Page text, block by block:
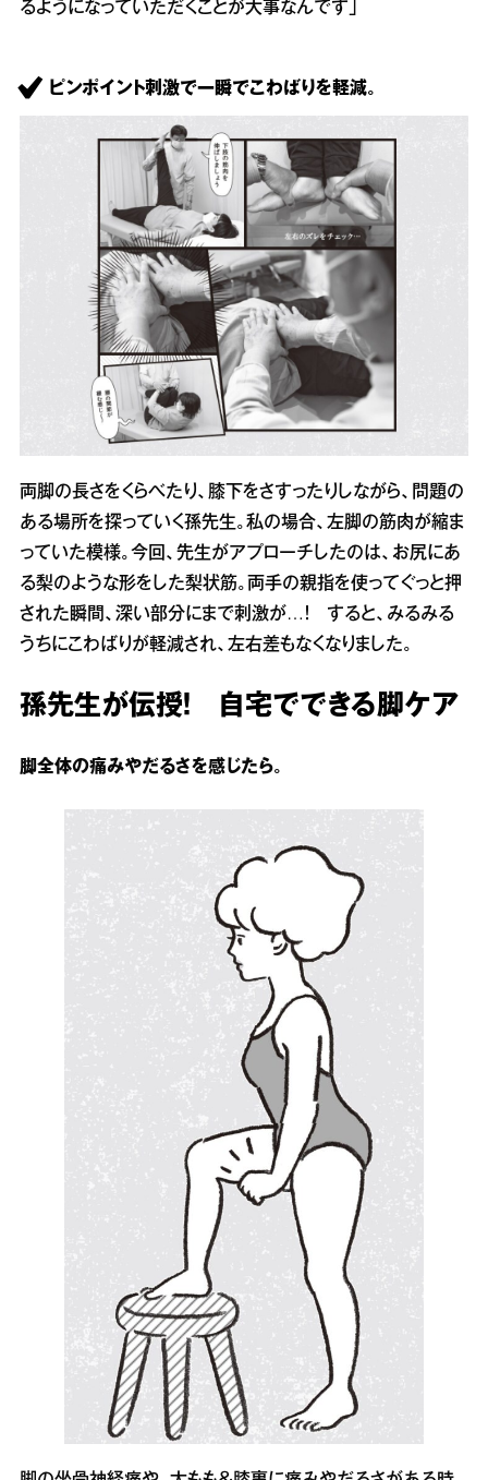
るようになっていただくことが大事なんです」
ピンポイント刺激で一瞬でこわばりを軽減。
両脚の長さをくらべたり、膝下をさすったりしながら、問題の
ある場所を探っていく孫先生。私の場合、左脚の筋肉が縮ま
っていた模様。今回、先生がアプローチしたのは、お尻にあ
る梨のような形をした梨状筋。両手の親指を使ってぐっと押
された瞬間、深い部分にまで刺激が…！ すると、みるみる
うちにこわばりが軽減され、左右差もなくなりました。
孫先生が伝授！ 自宅でできる脚ケア
脚全体の痛みやだるさを感じたら。